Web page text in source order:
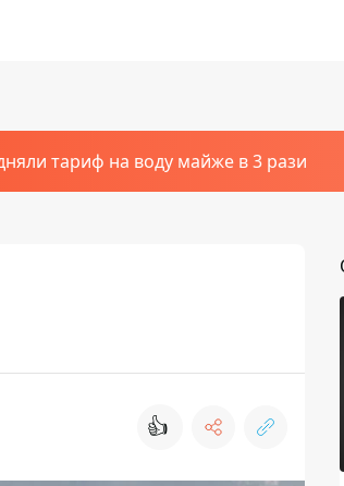
тариф на воду майже в 3 рази
👍